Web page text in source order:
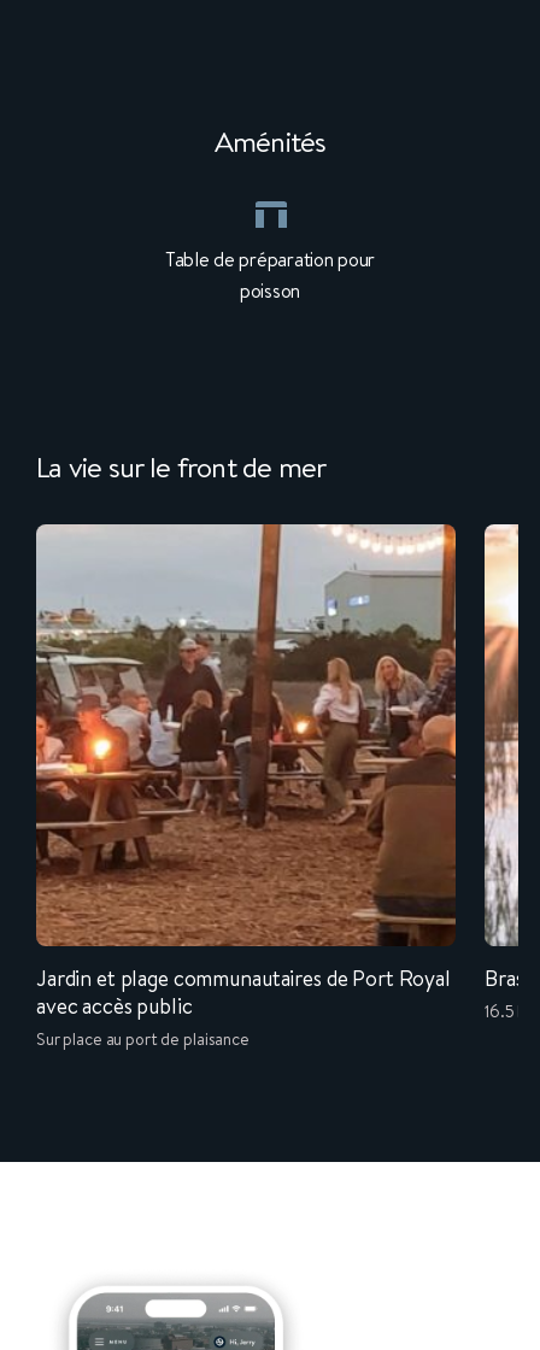
Aménités
Table de préparation pour
poisson
La vie sur le front de mer
Jardin et plage communautaires de Port Royal
avec accès public
Sur place au port de plaisance
Bras
16.5